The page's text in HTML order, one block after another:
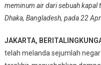
meminum air dari sebuah
Dhaka, Bangladesh, pada 22
JAKARTA,
telah melanda sejumlah